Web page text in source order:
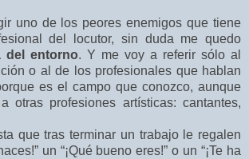
uno de los peores enemigos que tiene
del locutor, sin duda me quedo
del entorno. Y me voy a referir sólo al
o al de los profesionales que hablan
es el campo que conozco, aunque
otras profesiones artísticas: cantantes,
que tras terminar un trabajo le regalen
un “¡Qué bueno eres!” o un “¡Te ha